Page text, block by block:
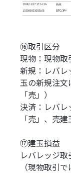
⑯取引区分
現物：現物取
新規：レバ
玉の新規注
「売」）
決済：レバレ
「売」、売
⑰建玉損益
レバレッジ取
（現物取引